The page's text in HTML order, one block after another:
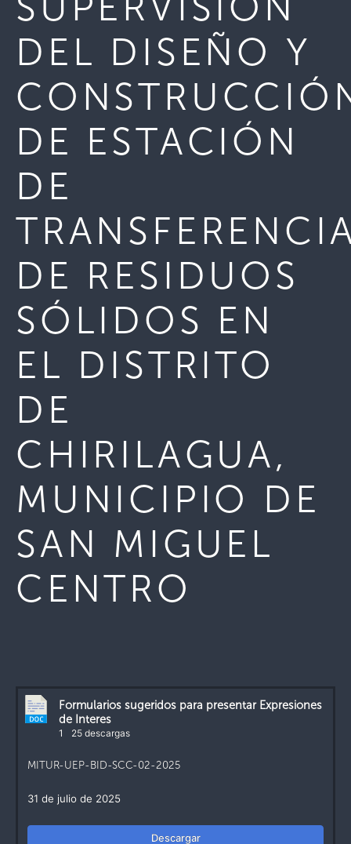
DEL DISEÑO Y
DE ESTACIÓN
DE
DE RESIDUOS
SÓLIDOS EN
EL DISTRITO
DE
CHIRILAGUA,
MUNICIPIO DE
SAN MIGUEL
CENTRO
Formularios sugeridos para presentar Expresiones
de Interes
1 25 descargas
MITUR-UEP-BID-SCC-02-2025
31 de julio de 2025
Descargar